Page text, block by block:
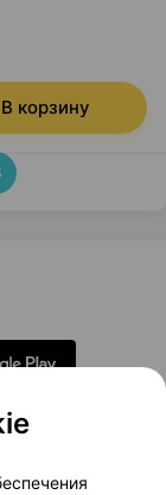
В корзину